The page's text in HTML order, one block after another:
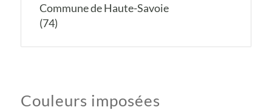
Commune de Haute-Savoie
(74)
Couleurs imposées